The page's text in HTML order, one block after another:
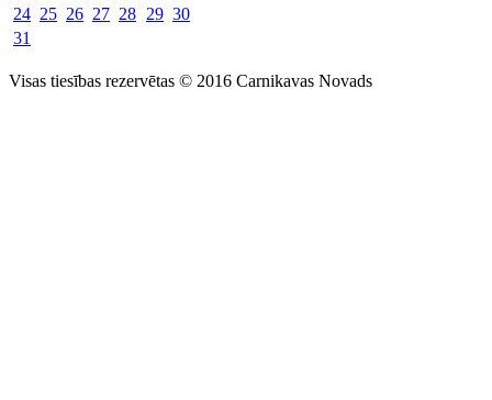
24 25 26 27 28 29 30
31
Visas tiesības rezervētas © 2016 Carnikavas Novads